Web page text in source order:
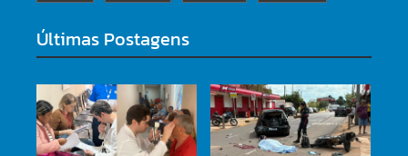
Últimas Postagens